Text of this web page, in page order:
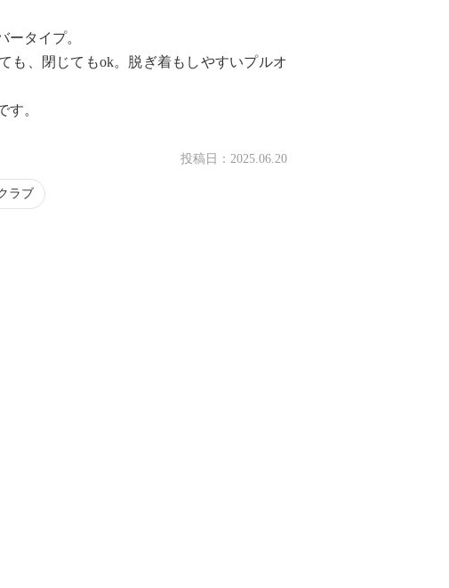
ータイプ。
も、閉じてもok。脱ぎ着もしやすいプルオ
す。
投稿日： 2025.06.20
ラブ